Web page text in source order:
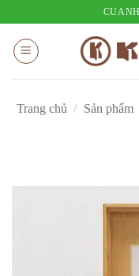
nội
dung
Trang chủ / Sản phẩm